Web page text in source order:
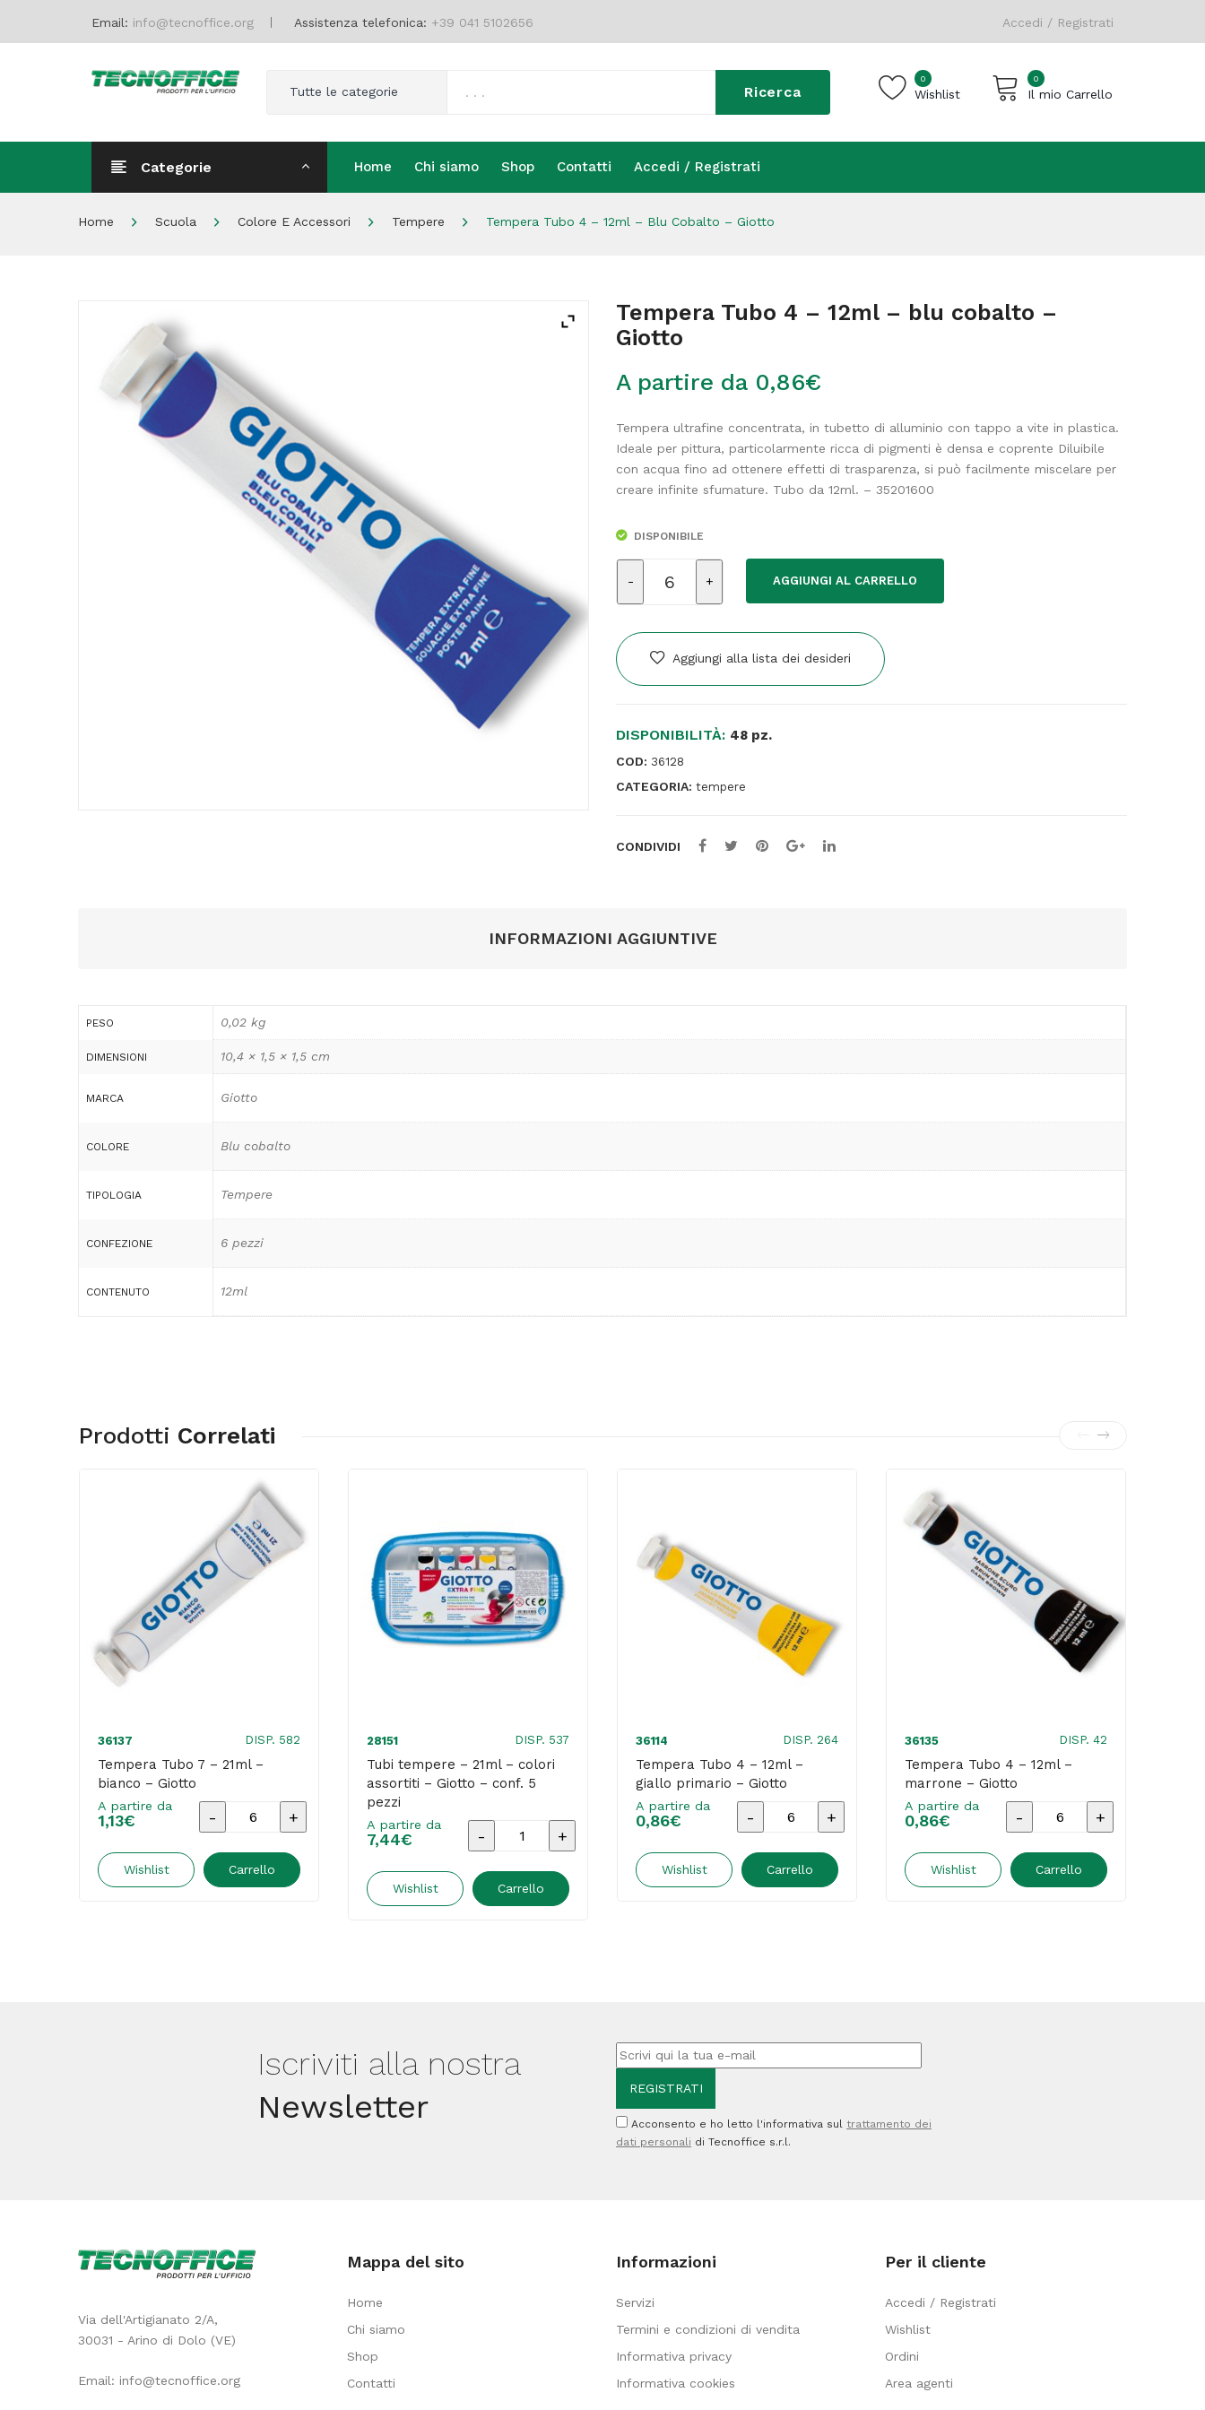
Email: info@tecnoffice.org Assistenza telefonica: +39 041 5102656 Accedi / Registrati
Tutte le categorie Ricerca
0
Wishlist
0
Il mio Carrello
Categorie Home Chi siamo Shop Contatti Accedi / Registrati
Home Chi siamo Shop Contatti Accedi / Registrati
Home Scuola Colore E Accessori Tempere Tempera Tubo 4 – 12ml – Blu Cobalto – Giotto
Tempera Tubo 4 – 12ml – blu cobalto –
Giotto
A partire da 0,86€
Tempera ultrafine concentrata, in tubetto di alluminio con tappo a vite in plastica.
Ideale per pittura, particolarmente ricca di pigmenti è densa e coprente Diluibile
con acqua fino ad ottenere effetti di trasparenza, si può facilmente miscelare per
creare infinite sfumature. Tubo da 12ml. – 35201600
DISPONIBILE
Tubo
-
12ml
-
Giotto
AGGIUNGI AL CARRELLO
Aggiungi alla lista dei desideri
DISPONIBILITÀ: 48 pz.
COD: 36128
CATEGORIA: tempere
CONDIVIDI
INFORMAZIONI AGGIUNTIVE
PESO 0,02 kg
DIMENSIONI 10,4 × 1,5 × 1,5 cm
MARCA Giotto
COLORE Blu cobalto
TIPOLOGIA Tempere
CONFEZIONE 6 pezzi
CONTENUTO 12ml
Prodotti Correlati
36137 DISP. 582
Tempera Tubo 7 – 21ml –
bianco – Giotto
A partire da
1,13€
Tempera
7
quantità
Wishlist Carrello
28151 DISP. 537
Tubi tempere – 21ml – colori
assortiti – Giotto – conf. 5
pezzi
A partire da
7,44€
Tubi
-
-
Wishlist Carrello
36114 DISP. 264
Tempera Tubo 4 – 12ml –
giallo primario – Giotto
A partire da
0,86€
Tempera
4
Giotto
Wishlist Carrello
36135 DISP. 42
Tempera Tubo 4 – 12ml –
marrone – Giotto
A partire da
0,86€
Tempera
4
Wishlist Carrello
Iscriviti alla nostra
Newsletter
Acconsento e ho letto l'informativa sul trattamento dei
dati personali di Tecnoffice s.r.l.
Via dell'Artigianato 2/A,
30031 - Arino di Dolo (VE)
Email: info@tecnoffice.org
Mappa del sito
Home
Chi siamo
Shop
Contatti
Informazioni
Servizi
Termini e condizioni di vendita
Informativa privacy
Informativa cookies
Per il cliente
Accedi / Registrati
Wishlist
Ordini
Area agenti